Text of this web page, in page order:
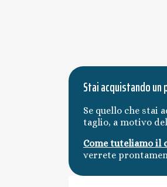
Stai acquistando
Se quello che stai
taglio, a motivo
Come tuteliamo il
verrete